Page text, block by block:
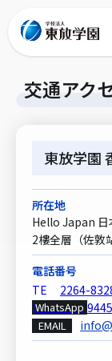
交通アク
東放学園
所在地
Hello Japan
2樓全層（佐敦
電話番号
2264-
WhatsApp
EMAIL